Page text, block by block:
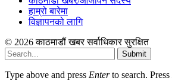
हाम्रो बारेमा
विज्ञापनको लागि
© 2026 काठमाडौं खबर सर्वाधिकार सुरक्षित
Submit
Type above and press Enterto search. Press